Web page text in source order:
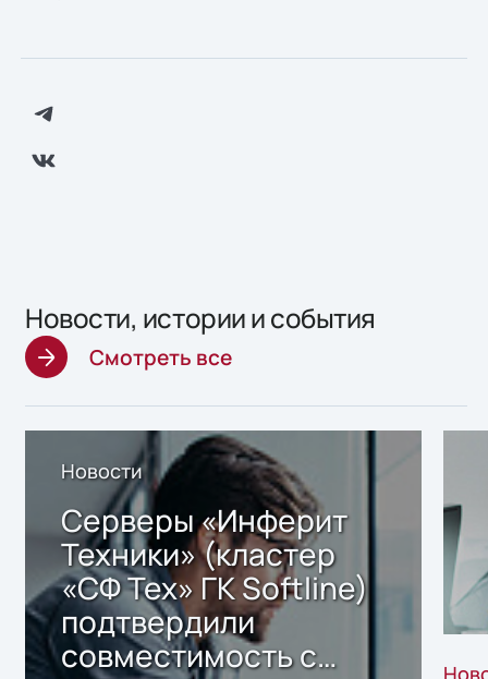
Новости, истории и события
Смотреть все
Новости
Серверы «Инферит
Техники» (кластер
«СФ Тех» ГК Softline)
подтвердили
совместимость с